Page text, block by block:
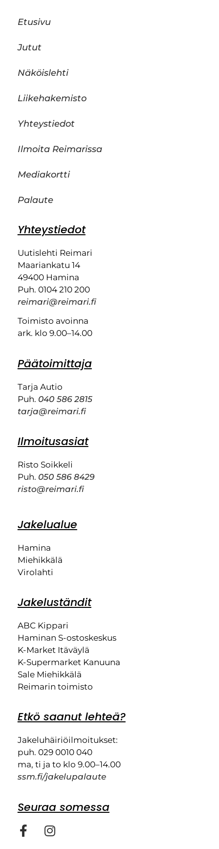
Etusivu
Jutut
Näköislehti
Liikehakemisto
Yhteystiedot
Ilmoita Reimarissa
Mediakortti
Palaute
Yhteystiedot
Uutislehti Reimari
Maariankatu 14
49400 Hamina
Puh. 0104 210 200
reimari@reimari.fi
Toimisto avoinna
ark. klo 9.00–14.00
Päätoimittaja
Tarja Autio
Puh. 040 586 2815
tarja@reimari.fi
Ilmoitusasiat
Risto Soikkeli
Puh. 050 586 8429
risto@reimari.fi
Jakelualue
Hamina
Miehikkälä
Virolahti
Jakeluständit
ABC Kippari
Haminan S-ostoskeskus
K-Market Itäväylä
K-Supermarket Kanuuna
Sale Miehikkälä
Reimarin toimisto
Etkö saanut lehteä?
Jakeluhäiriöilmoitukset:
puh. 029 0010 040
ma, ti ja to klo 9.00–14.00
ssm.fi/jakelupalaute
Seuraa somessa